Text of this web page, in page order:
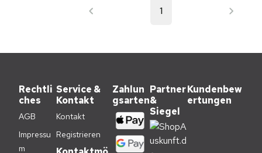
1
Rechtli
ches
AGB
Impressu
m
Service &
Kontakt
Kontakt
Registrieren
Zahlun
gsarten
Partner
&
Siegel
Kundenbew
ertungen